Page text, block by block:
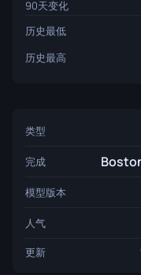
90天变化
历史最低
历史最高
类型
完成
模型版本
人气
更新